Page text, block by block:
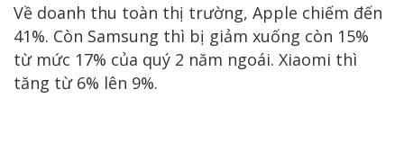
Về doanh thu toàn thị trường, Apple chiếm đến
41%. Còn Samsung thì bị giảm xuống còn 15%
từ mức 17% của quý 2 năm ngoái. Xiaomi thì
tăng từ 6% lên 9%.